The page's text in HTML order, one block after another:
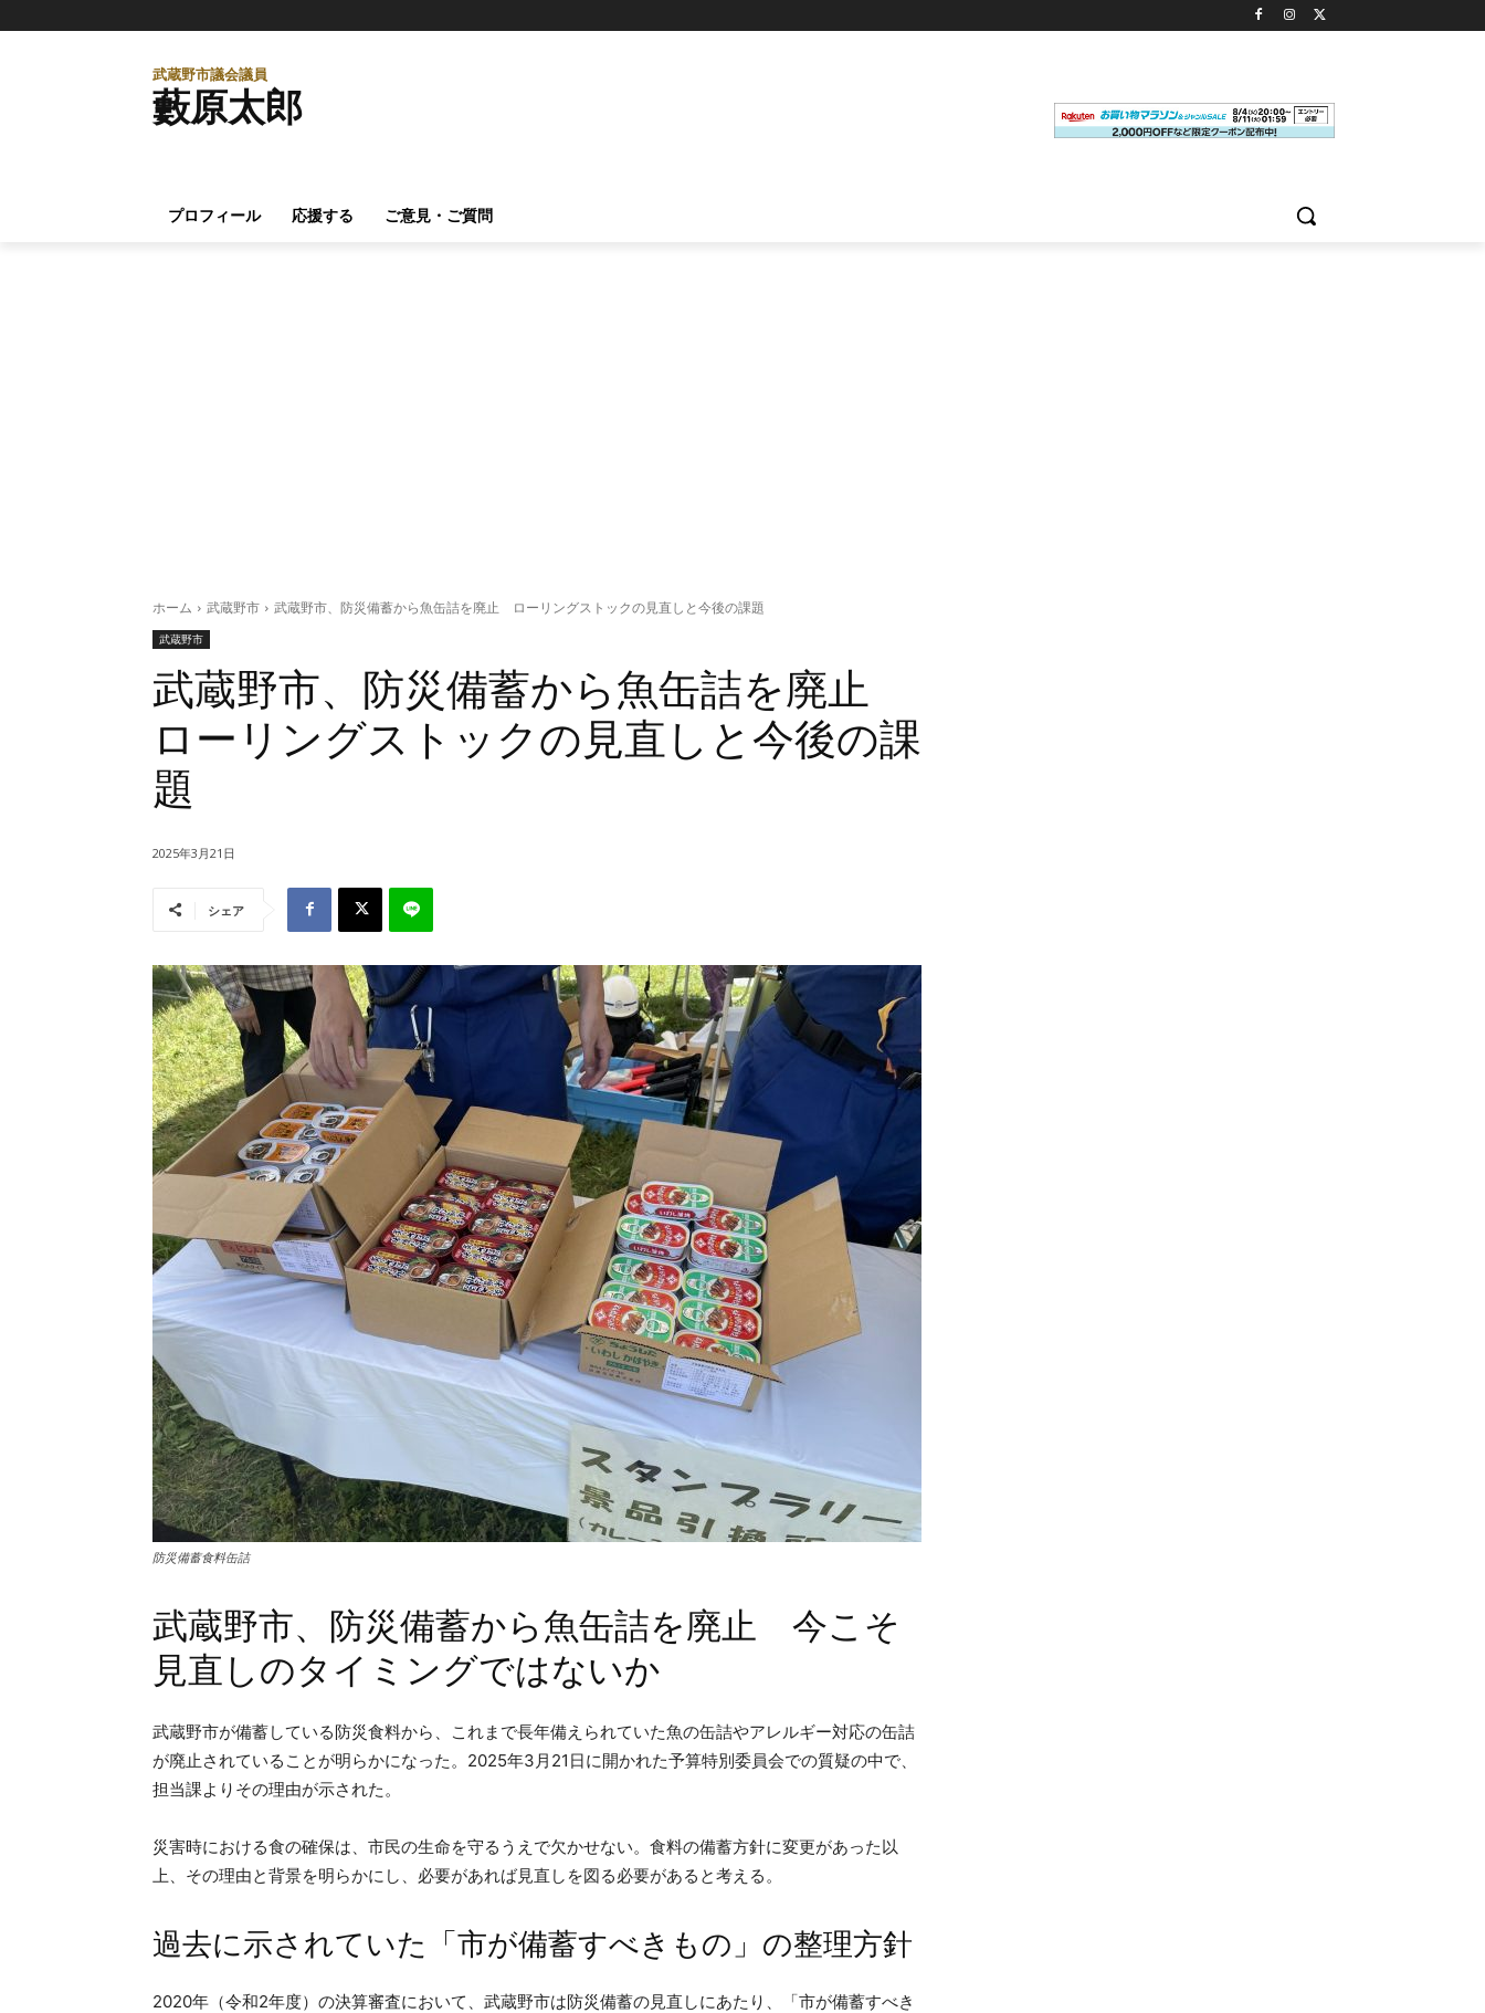
武蔵野市議会議員
藪原太郎
プロフィール 応援する ご意見・ご質問
ホーム 武蔵野市 武蔵野市、防災備蓄から魚缶詰を廃止 ローリングストックの見直しと今後の課題
武蔵野市
武蔵野市、防災備蓄から魚缶詰を廃止
ローリングストックの見直しと今後の課
題
2025年3月21日
シェア
防災備蓄食料缶詰
武蔵野市、防災備蓄から魚缶詰を廃止 今こそ
見直しのタイミングではないか
武蔵野市が備蓄している防災食料から、これまで長年備えられていた魚の缶詰やアレルギー対応の缶詰
が廃止されていることが明らかになった。2025年3月21日に開かれた予算特別委員会での質疑の中で、
担当課よりその理由が示された。
災害時における食の確保は、市民の生命を守るうえで欠かせない。食料の備蓄方針に変更があった以
上、その理由と背景を明らかにし、必要があれば見直しを図る必要があると考える。
過去に示されていた「市が備蓄すべきもの」の整理方針
2020年（令和2年度）の決算審査において、武蔵野市は防災備蓄の見直しにあたり、「市が備蓄すべき